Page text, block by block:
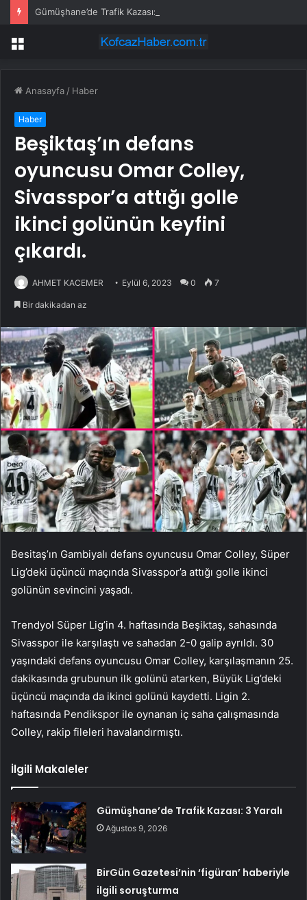
Gümüşhane’de Trafik Kazası: 3 Yaralı
Menü
Anasayfa / Haber
Haber
Beşiktaş’ın defans
oyuncusu Omar Colley,
Sivasspor’a attığı golle
ikinci golünün keyfini
çıkardı.
AHMET KACEMER Eylül 6, 2023 0 7
Bir dakikadan az
Besitaş’ın Gambiyalı defans oyuncusu Omar Colley, Süper
Lig’deki üçüncü maçında Sivasspor’a attığı golle ikinci
golünün sevincini yaşadı.
Trendyol Süper Lig’in 4. haftasında Beşiktaş, sahasında
Sivasspor ile karşılaştı ve sahadan 2-0 galip ayrıldı. 30
yaşındaki defans oyuncusu Omar Colley, karşılaşmanın 25.
dakikasında grubunun ilk golünü atarken, Büyük Lig’deki
üçüncü maçında da ikinci golünü kaydetti. Ligin 2.
haftasında Pendikspor ile oynanan iç saha çalışmasında
Colley, rakip fileleri havalandırmıştı.
İlgili Makaleler
Gümüşhane’de Trafik Kazası: 3 Yaralı
Ağustos 9, 2026
BirGün Gazetesi’nin ‘figüran’ haberiyle
ilgili soruşturma